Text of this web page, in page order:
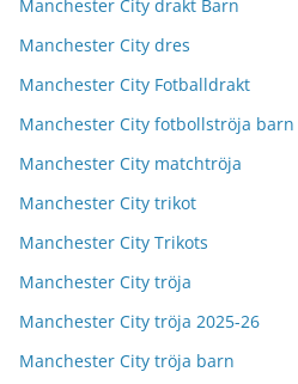
Manchester City drakt Barn
Manchester City dres
Manchester City Fotballdrakt
Manchester City fotbollströja barn
Manchester City matchtröja
Manchester City trikot
Manchester City Trikots
Manchester City tröja
Manchester City tröja 2025-26
Manchester City tröja barn